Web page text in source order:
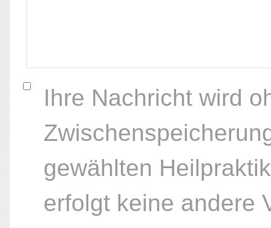
Ihre Nachricht wird
gewählten
erfolgt keine andere